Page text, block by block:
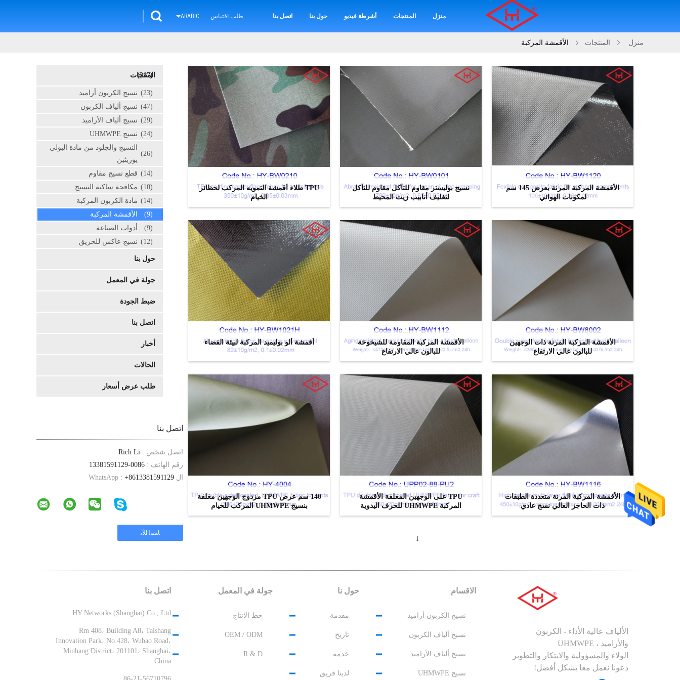
منزل المنتجات أشرطة فيديو حول بنا اتصل بنا طلب اقتباس ARABIC
منزل المنتجات الأقمشة المركبة
المنتجات
(217)
نسيج الكربون أراميد
(23)
نسيج ألياف الكربون
(47)
نسيج ألياف الأراميد
(29)
نسيج UHMWPE
(24)
النسيج والجلود من مادة البولي
يوريثين
(26)
قطع نسيج مقاوم
(14)
مكافحة ساكنة النسيج
(10)
مادة الكربون المركبة
(14)
الأقمشة المركبة
(9)
أدوات الصناعة
(9)
نسيج عاكس للحريق
(12)
حول بنا
جولة في المعمل
ضبط الجودة
اتصل بنا
أخبار
الحالات
طلب عرض أسعار
اتصل بنا
اتصل شخص :
رقم الهاتف :
ال WhatsApp : +8613381591129
TPU طلاء أقمشة التمويه المركب لحظائر
الخيام
نسيج بوليستر مقاوم للتآكل مقاوم للتآكل
لتغليف أنابيب زيت المحيط
الأقمشة المركبة المرنة بعرض 145 سم
لمكونات الهوائي
أقمشة ألو بوليميد المركبة لبيئة الفضاء
الأقمشة المركبة المقاومة للشيخوخة
للبالون عالي الارتفاع
الأقمشة المركبة المرنة ذات الوجهين
للبالون عالي الارتفاع
140 سم عرض TPU مزدوج الوجهين مغلفة
بنسيج UHMWPE المركب للخيام
TPU على الوجهين المغلفة الأقمشة
المركبة UHMWPE للحرف اليدوية
الأقمشة المركبة المرنة متعددة الطبقات
ذات الحاجز العالي نسج عادي
1
الألياف عالية الأداء - الكربون
والأراميد ، UHMWPE
الولاء والمسؤولية والابتكار والتطوير
دعونا نعمل معا بشكل أفضل!
الاقسام
نسيج الكربون أراميد
نسيج ألياف الكربون
نسيج ألياف الأراميد
نسيج UHMWPE
حول نا
مقدمة
تاريخ
خدمة
لدينا فريق
جولة في المعمل
خط الانتاج
OEM / ODM
R & D
اتصل بنا
HY Networks (Shanghai) Co., Ltd.
Rm 408، Building A8، Taishang
Innovation Park، No.428، Wubao Road،
Minhang District، 201101، Shanghai،
China